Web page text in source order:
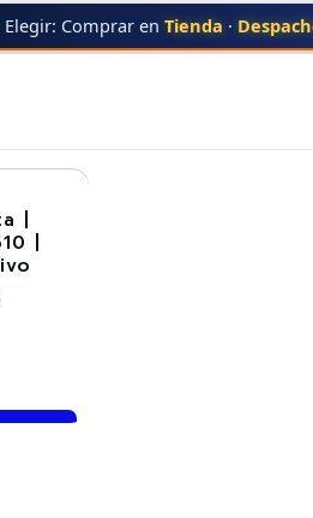
Elegir: Comprar en Tienda ·
IMC3510 MAGENTA
IMC3510
|
|